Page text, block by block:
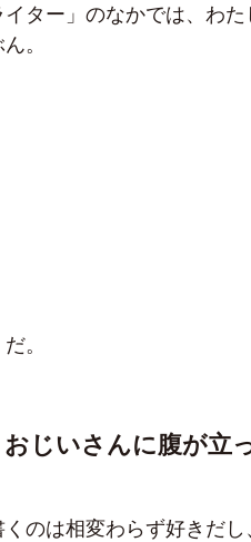
ター」のなかでは、わた
。
。
じいさんに腹が立
のは相変わらず好きだし